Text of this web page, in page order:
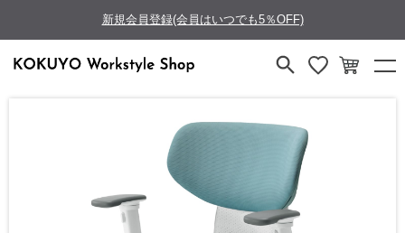
新規会員登録(会員はいつでも5％OFF)